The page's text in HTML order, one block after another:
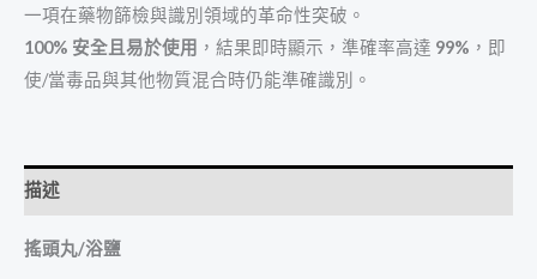
一項在藥物篩檢與識別領域的革命性突破。
100% 安全且易於使用 ，結果即時顯示，準確率高達 99% ，即
使/當毒品與其他物質混合時仍能準確識別。
描述
搖頭丸/浴鹽